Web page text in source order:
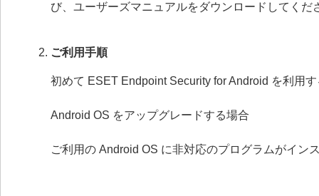
び、ユーザーズマニュアルをダウンロードしてくだ
ご利用手順
初めて ESET Endpoint Security for Android を利用
Android OS をアップグレードする場合
ご利用の Android OS に非対応のプログラムがイン